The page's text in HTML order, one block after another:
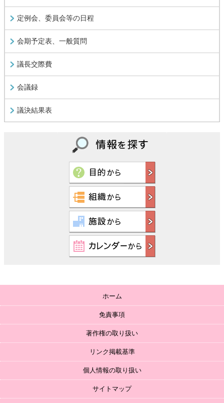
定例会、委員会等の日程
会期予定表、一般質問
議長交際費
会議録
議決結果表
ホーム
免責事項
著作権の取り扱い
リンク掲載基準
個人情報の取り扱い
サイトマップ